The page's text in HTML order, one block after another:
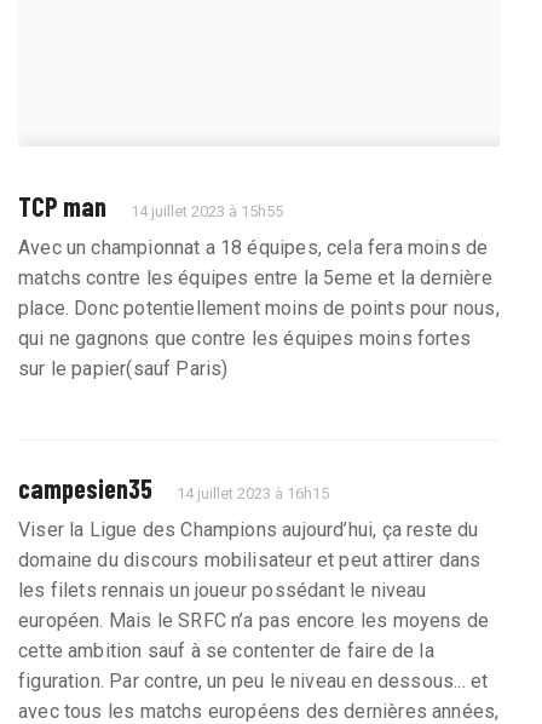
TCP man 14 juillet 2023 à 15h55
Avec un championnat a 18 équipes, cela fera moins de
matchs contre les équipes entre la 5eme et la dernière
place. Donc potentiellement moins de points pour nous,
qui ne gagnons que contre les équipes moins fortes
sur le papier(sauf Paris)
campesien35 14 juillet 2023 à 16h15
Viser la Ligue des Champions aujourd’hui, ça reste du
domaine du discours mobilisateur et peut attirer dans
les filets rennais un joueur possédant le niveau
européen. Mais le SRFC n’a pas encore les moyens de
cette ambition sauf à se contenter de faire de la
figuration. Par contre, un peu le niveau en dessous... et
avec tous les matchs européens des dernières années,